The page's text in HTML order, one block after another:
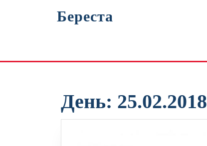
Береста
День: 25.02.2018